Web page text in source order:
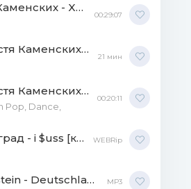
Настя Каменских - Xmas with NK WEBRip
00:29:07
NK (Настя Каменских) - Eclectica MP3
21 мин
NK (Настя Каменских) - Ecléctica 2020 FLAC
Pop, Dance,
00:20:11
Ленинград - i $uss [клип] WEBRip WEBRip
Rammstein - Deutschland [клип] MP3 MP3